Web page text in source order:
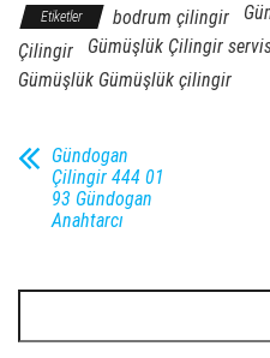
Etiketler bodrum çilingir
Çilingir
Gümüşlük Çilingir
Gümüşlük Gümüşlük çilingir
Gündogan
Çilingir 444 01
93 Gündogan
Anahtarcı